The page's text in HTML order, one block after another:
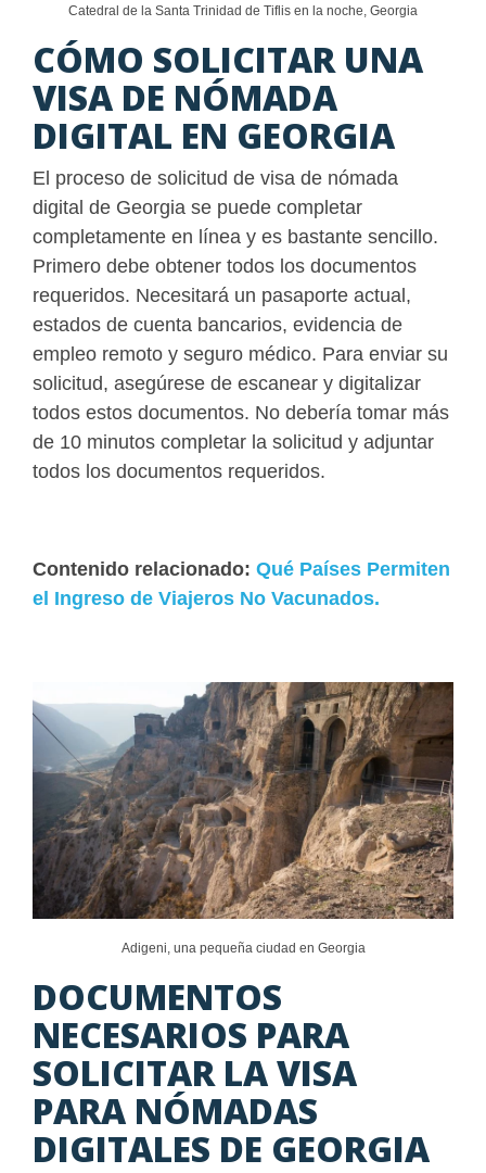
Catedral de la Santa Trinidad de Tiflis en la noche, Georgia
CÓMO SOLICITAR UNA
VISA DE NÓMADA
DIGITAL EN GEORGIA
El proceso de solicitud de visa de nómada
digital de Georgia se puede completar
completamente en línea y es bastante sencillo.
Primero debe obtener todos los documentos
requeridos. Necesitará un pasaporte actual,
estados de cuenta bancarios, evidencia de
empleo remoto y seguro médico. Para enviar su
solicitud, asegúrese de escanear y digitalizar
todos estos documentos. No debería tomar más
de 10 minutos completar la solicitud y adjuntar
todos los documentos requeridos.
Contenido relacionado: Qué Países Permiten
el Ingreso de Viajeros No Vacunados.
Adigeni, una pequeña ciudad en Georgia
DOCUMENTOS
NECESARIOS PARA
SOLICITAR LA VISA
PARA NÓMADAS
DIGITALES DE GEORGIA